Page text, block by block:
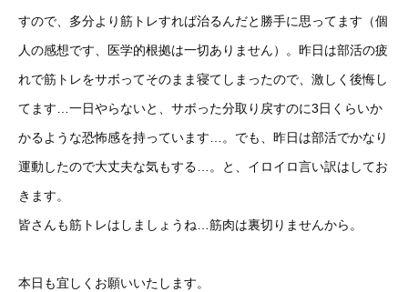
すので、多分より筋トレすれば治るんだと勝手に思ってます（個
人の感想です、医学的根拠は一切ありません）。昨日は部活の疲
れで筋トレをサボってそのまま寝てしまったので、激しく後悔し
てます…一日やらないと、サボった分取り戻すのに3日くらいか
かるような恐怖感を持っています…。でも、昨日は部活でかなり
運動したので大丈夫な気もする…。と、イロイロ言い訳はしてお
きます。
皆さんも筋トレはしましょうね…筋肉は裏切りませんから。
本日も宜しくお願いいたします。